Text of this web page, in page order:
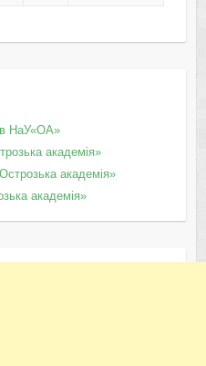
НаУ«ОА»
академія»
академія»
академія»